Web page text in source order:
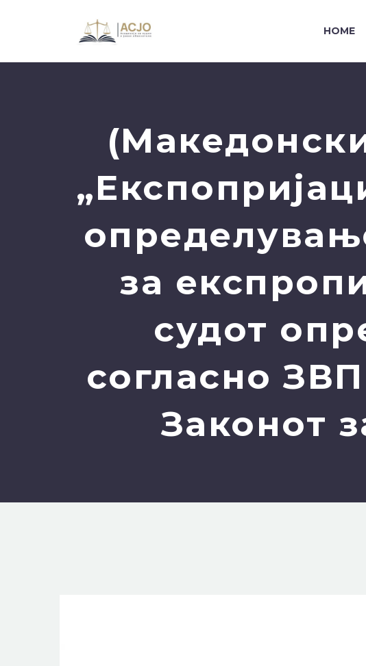
HOME
за
судот
согласно
Законот